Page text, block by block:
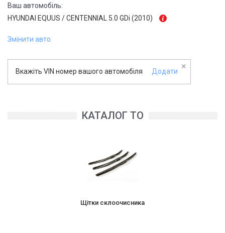
Ваш автомобіль:
HYUNDAI EQUUS / CENTENNIAL 5.0 GDi (2010)
Змінити авто
Вкажіть VIN номер вашого автомобіля Додати
×
КАТАЛОГ ТО
Щітки склоочисника